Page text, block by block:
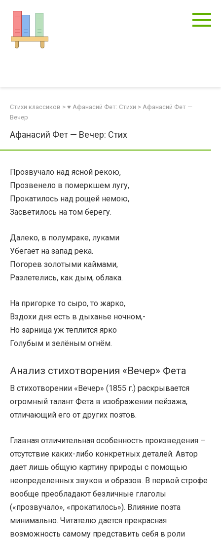
контенту
Стихи классиков > ♥ Афанасий Фет: Стихи > Афанасий Фет —
Вечер
Афанасий Фет — Вечер: Стих
Прозвучало над ясной рекою,
Прозвенело в померкшем лугу,
Прокатилось над рощей немою,
Засветилось на том берегу.
Далеко, в полумраке, луками
Убегает на запад река.
Погорев золотыми каймами,
Разлетелись, как дым, облака.
На пригорке то сыро, то жарко,
Вздохи дня есть в дыханье ночном,-
Но зарница уж теплится ярко
Голубым и зелёным огнём.
Анализ стихотворения «Вечер» Фета
В стихотворении «Вечер» (1855 г.) раскрывается
огромный талант Фета в изображении пейзажа,
отличающий его от других поэтов.
Главная отличительная особенность произведения –
отсутствие каких-либо конкретных деталей. Автор
дает лишь общую картину природы с помощью
неопределенных звуков и образов. В первой строфе
вообще преобладают безличные глаголы
(«прозвучало», «прокатилось»). Влияние поэта
минимально. Читателю дается прекрасная
возможность самому представить себя в роли